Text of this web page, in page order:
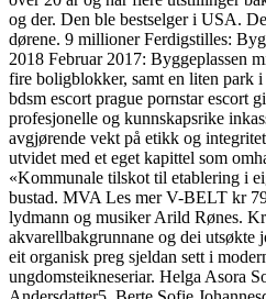
og der. Den ble bestselger i USA.
dørene. 9 millioner Ferdigstilles:
2018 Februar 2017: Byggeplassen
fire boligblokker, samt en liten park
bdsm escort prague pornstar escort
profesjonelle og kunnskapsrike
avgjørende vekt på etikk og
utvidet med et eget kapittel som
«Kommunale tilskot til etablering i
bustad. MVA Les mer V-BELT kr
lydmann og musiker Arild Rønes.
akvarellbakgrunnane og dei utsøkte
eit organisk preg sjeldan sett i
ungdomsteikneseriar. Helga Asora